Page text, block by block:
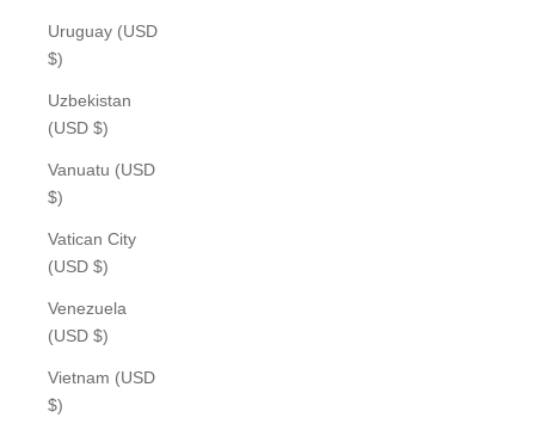
Uruguay (USD
$)
Uzbekistan
(USD $)
Vanuatu (USD
$)
Vatican City
(USD $)
Venezuela
(USD $)
Vietnam (USD
$)